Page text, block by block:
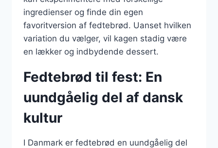
ingredienser og finde din egen
favoritversion af fedtebrød. Uanset hvilken
variation du vælger, vil kagen stadig være
en lækker og indbydende dessert.
Fedtebrød til fest: En
uundgåelig del af dansk
kultur
I Danmark er fedtebrød en uundgåelig del